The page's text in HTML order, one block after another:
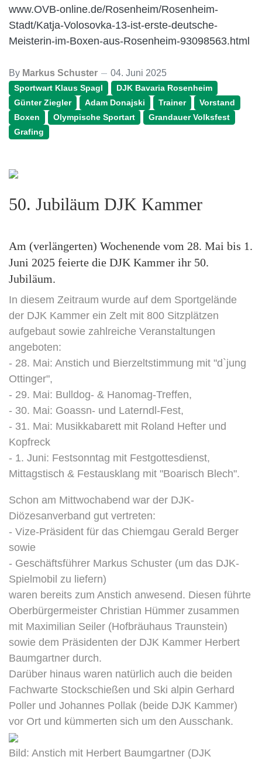
www.OVB-online.de/Rosenheim/Rosenheim-
Stadt/Katja-Volosovka-13-ist-erste-deutsche-
Meisterin-im-Boxen-aus-Rosenheim-93098563.html
By Markus Schuster 04. Juni 2025
Sportwart Klaus Spagl
DJK Bavaria Rosenheim
Günter Ziegler
Adam Donajski Trainer
Vorstand
Boxen
Olympische Sportart
Grandauer Volksfest
Grafing
50. Jubiläum DJK Kammer
Am (verlängerten) Wochenende vom 28. Mai bis 1.
Juni 2025 feierte die DJK Kammer ihr 50.
Jubiläum.
In diesem Zeitraum wurde auf dem Sportgelände
der DJK Kammer ein Zelt mit 800 Sitzplätzen
aufgebaut sowie zahlreiche Veranstaltungen
angeboten:
- 28. Mai: Anstich und Bierzeltstimmung mit "d`jung
Ottinger",
- 29. Mai: Bulldog- & Hanomag-Treffen,
- 30. Mai: Goassn- und Laterndl-Fest,
- 31. Mai: Musikkabarett mit Roland Hefter und
Kopfreck
- 1. Juni: Festsonntag mit Festgottesdienst,
Mittagstisch & Festausklang mit "Boarisch Blech".
Schon am Mittwochabend war der DJK-
Diözesanverband gut vertreten:
- Vize-Präsident für das Chiemgau Gerald Berger
sowie
- Geschäftsführer Markus Schuster (um das DJK-
Spielmobil zu liefern)
waren bereits zum Anstich anwesend. Diesen führte
Oberbürgermeister Christian Hümmer zusammen
mit Maximilian Seiler (Hofbräuhaus Traunstein)
sowie dem Präsidenten der DJK Kammer Herbert
Baumgartner durch.
Darüber hinaus waren natürlich auch die beiden
Fachwarte Stockschießen und Ski alpin Gerhard
Poller und Johannes Pollak (beide DJK Kammer)
vor Ort und kümmerten sich um den Ausschank.
Bild: Anstich mit Herbert Baumgartner (DJK